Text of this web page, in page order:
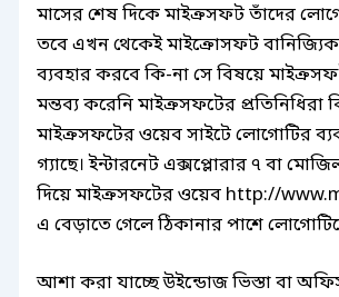
মাসের শেষ দিকে মাইক্রসফট তাঁদের
তবে এখন থেকেই মাইক্রোসফট
ব্যবহার করবে কি-না সে বিষয়ে
মন্তব্য করেনি মাইক্রসফটের প্রতিনিধিরা
মাইক্রসফটের ওয়েব সাইটে লোগোটির
গ্যাছে। ইন্টারনেট এক্সপ্লোরার ৭ বা
দিয়ে মাইক্রসফটের ওয়েব http://
এ বেড়াতে গেলে ঠিকানার পাশে
আশা করা যাচ্ছে উইন্ডোজ ভিস্তা বা